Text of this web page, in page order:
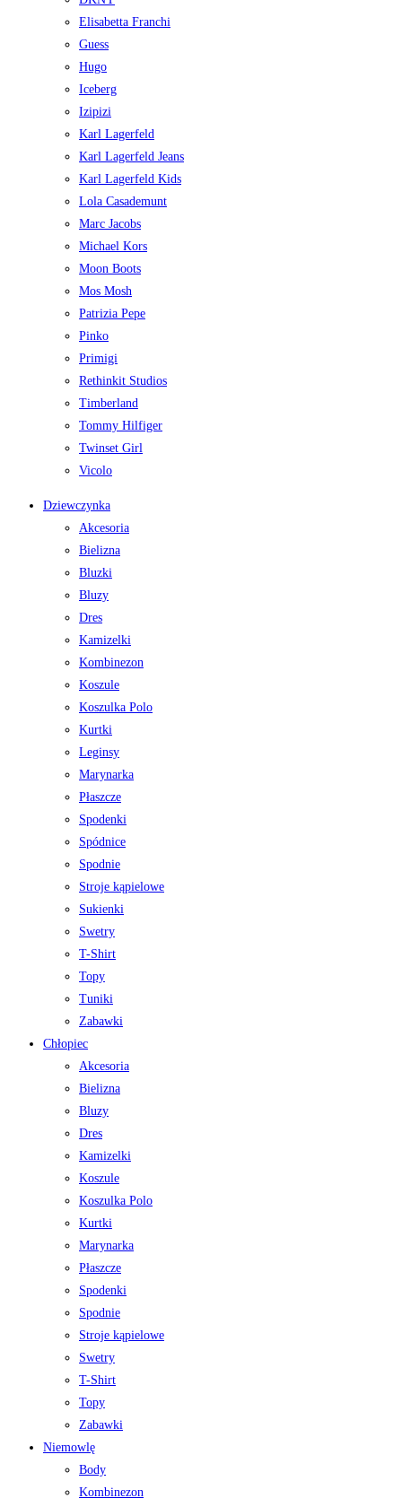
Elisabetta Franchi
Guess
Hugo
Iceberg
Izipizi
Karl Lagerfeld
Karl Lagerfeld Jeans
Karl Lagerfeld Kids
Lola Casademunt
Marc Jacobs
Michael Kors
Moon Boots
Mos Mosh
Patrizia Pepe
Pinko
Primigi
Rethinkit Studios
Timberland
Tommy Hilfiger
Twinset Girl
Vicolo
Dziewczynka
Akcesoria
Bielizna
Bluzki
Bluzy
Dres
Kamizelki
Kombinezon
Koszule
Koszulka Polo
Kurtki
Leginsy
Marynarka
Płaszcze
Spodenki
Spódnice
Spodnie
Stroje kąpielowe
Sukienki
Swetry
T-Shirt
Topy
Tuniki
Zabawki
Chłopiec
Akcesoria
Bielizna
Bluzy
Dres
Kamizelki
Koszule
Koszulka Polo
Kurtki
Marynarka
Płaszcze
Spodenki
Spodnie
Stroje kąpielowe
Swetry
T-Shirt
Topy
Zabawki
Niemowlę
Body
Kombinezon